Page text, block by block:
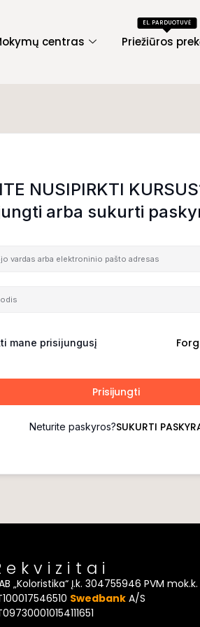
centras
EL. PARDUOTUVĖ
Priežiūros
NUSIPIRKTI
arba sukurti
mane prisijungusį
Prisijungti
Neturite paskyros?SUKURTI
„Koloristika“ Į.k. 304755946 PVM mok.k.
Swedbank A/S